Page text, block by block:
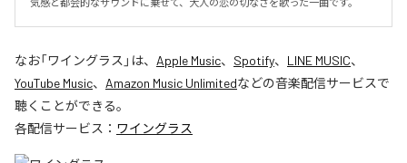
気感と都会的なサウンドに乗せて、大人の恋の切なさを歌った一曲です。
なお「ワイングラス 」は、 Apple Music、 Spotify、 LINE MUSIC、
YouTube Music、 Amazon Music Unlimitedなどの音楽配信サービスで
聴くことができる。
各配信サービス： ワイングラス